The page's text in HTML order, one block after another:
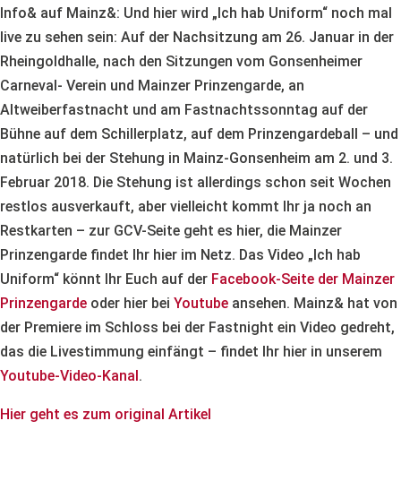
Info& auf Mainz&: Und hier wird „Ich hab Uniform“ noch mal
live zu sehen sein: Auf der Nachsitzung am 26. Januar in der
Rheingoldhalle, nach den Sitzungen vom Gonsenheimer
Carneval- Verein und Mainzer Prinzengarde, an
Altweiberfastnacht und am Fastnachtssonntag auf der
Bühne auf dem Schillerplatz, auf dem Prinzengardeball – und
natürlich bei der Stehung in Mainz-Gonsenheim am 2. und 3.
Februar 2018. Die Stehung ist allerdings schon seit Wochen
restlos ausverkauft, aber vielleicht kommt Ihr ja noch an
Restkarten – zur GCV-Seite geht es hier, die Mainzer
Prinzengarde findet Ihr hier im Netz. Das Video „Ich hab
Uniform“ könnt Ihr Euch auf der Facebook-Seite der Mainzer
Prinzengarde oder hier bei Youtube ansehen. Mainz& hat von
der Premiere im Schloss bei der Fastnight ein Video gedreht,
das die Livestimmung einfängt – findet Ihr hier in unserem
Youtube-Video-Kanal.
Hier geht es zum original Artikel